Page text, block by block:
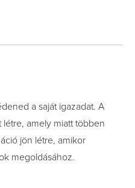
a saját igazadat. A
amely miatt többen
jön létre, amikor
megoldásához.